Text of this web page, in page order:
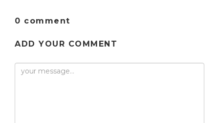
0 comment
ADD YOUR COMMENT